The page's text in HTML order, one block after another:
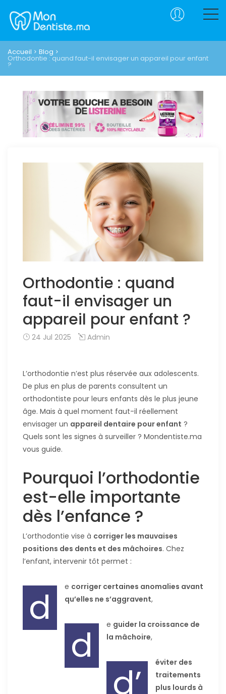
Accueil Blog
Orthodontie : quand faut-il envisager un appareil pour enfant
?
Orthodontie : quand
faut-il envisager un
appareil pour enfant ?
24 Jul 2025 Admin
L’orthodontie n’est plus réservée aux adolescents.
De plus en plus de parents consultent un
orthodontiste pour leurs enfants dès le plus jeune
âge. Mais à quel moment faut-il réellement
envisager un appareil dentaire pour enfant ?
Quels sont les signes à surveiller ? Mondentiste.ma
vous guide.
Pourquoi l’orthodontie
est-elle importante
dès l’enfance ?
L’orthodontie vise à corriger les mauvaises
positions des dents et des mâchoires. Chez
l’enfant, intervenir tôt permet :
d e corriger certaines anomalies avant
qu’elles ne s’aggravent,
d e guider la croissance de
la mâchoire,
d’
éviter des
traitements
plus lourds à